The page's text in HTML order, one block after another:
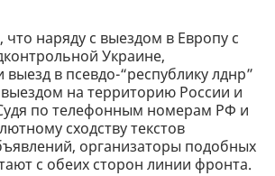
наряду с выездом в Европу с
Украине,
выезд в псевдо-“республику лднр”
на территорию России и
по телефонным номерам РФ и
сходству текстов
организаторы подобных
с обеих сторон линии фронта.